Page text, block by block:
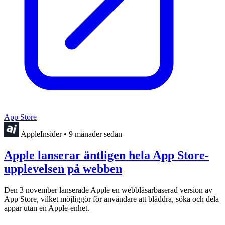
App Store
AppleInsider • 9 månader sedan
Apple lanserar äntligen hela App Store-
upplevelsen på webben
Den 3 november lanserade Apple en webbläsarbaserad version av
App Store, vilket möjliggör för användare att bläddra, söka och dela
appar utan en Apple-enhet.